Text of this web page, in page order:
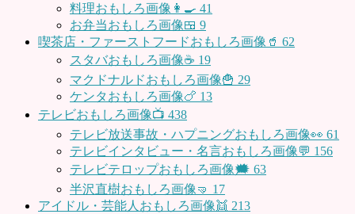
料理おもしろ画像👩‍🍳 41
お弁当おもしろ画像🍱 9
喫茶店・ファーストフードおもしろ画像🥤 62
スタバおもしろ画像☕️ 19
マクドナルドおもしろ画像🍟 29
ケンタおもしろ画像🍗 13
テレビおもしろ画像📺 438
テレビ放送事故・ハプニングおもしろ画像👀 61
テレビインタビュー・名言おもしろ画像💬 156
テレビテロップおもしろ画像🗯 63
半沢直樹おもしろ画像🤜 17
アイドル・芸能人おもしろ画像👯 213